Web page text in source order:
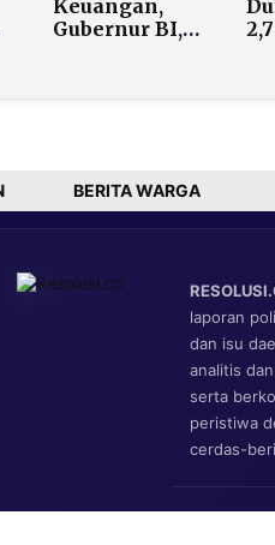
Keuangan,
Gubernur BI,
Rupiah
BERITA WARGA
laporan
dan isu
analitis
serta
peristiwa
cerdas-